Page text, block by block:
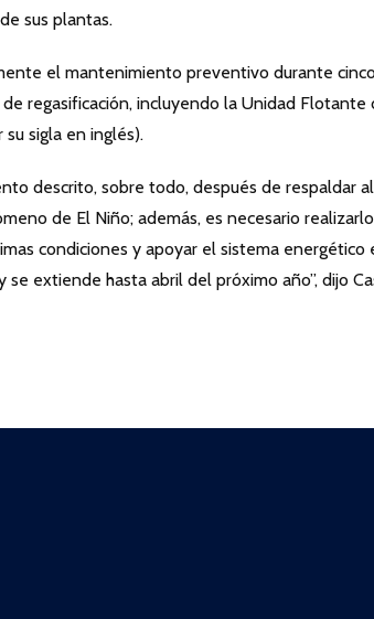
sus plantas.
el mantenimiento preventivo durante
regasificación, incluyendo la Unidad Flotante
sigla en inglés).
descrito, sobre todo, después de respaldar
de El Niño; además, es necesario
condiciones y apoyar el sistema energético
extiende hasta abril del próximo año”, dijo